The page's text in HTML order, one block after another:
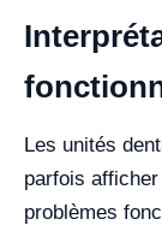
Les unités
parfois
problèmes